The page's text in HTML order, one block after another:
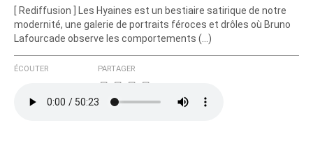
[ Rediffusion ] Les Hyaines est un bestiaire satirique de notre
modernité, une galerie de portraits féroces et drôles où Bruno
Lafourcade observe les comportements (…)
ÉCOUTER PARTAGER